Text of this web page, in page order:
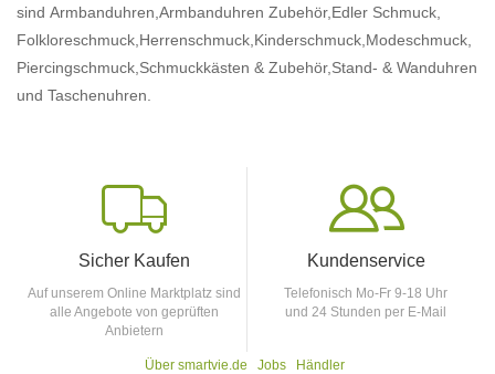
sind Armbanduhren, Armbanduhren Zubehör, Edler Schmuck,
Folkloreschmuck, Herrenschmuck, Kinderschmuck, Modeschmuck,
Piercingschmuck, Schmuckkästen & Zubehör, Stand- & Wanduhren
und Taschenuhren.
Sicher Kaufen
Auf unserem Online Marktplatz sind
alle Angebote von geprüften
Anbietern
Kundenservice
Telefonisch Mo-Fr 9-18 Uhr
und 24 Stunden per E-Mail
Über smartvie.de Jobs Händler